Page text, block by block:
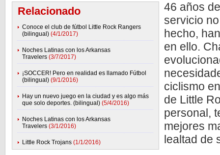
Relacionado
Conoce el club de fútbol Little Rock Rangers
(bilingual) (4/1/2017)
Noches Latinas con los Arkansas
Travelers (3/7/2017)
¡SOCCER! Pero en realidad es llamado Fútbol
(bilingual) (9/1/2016)
Hay un nuevo juego en la ciudad y es algo más
que solo deportes. (bilingual) (5/4/2016)
Noches Latinas con los Arkansas
Travelers (3/1/2016)
Little Rock Trojans (1/1/2016)
46 años
servicio
hecho,
en ello.
ciclismo
de Little
personal,
mejores
lealtad de